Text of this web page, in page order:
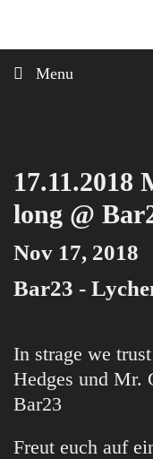
content
Menu
long @
Nov 17, 2018
Bar23 -
In strage we
Hedges und Mr.
Bar23
Freut euch auf